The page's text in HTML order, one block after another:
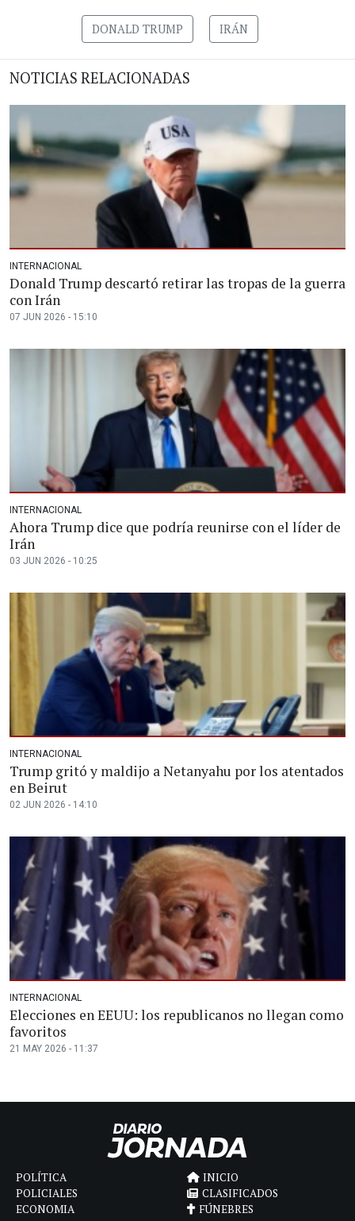
DONALD TRUMP IRÁN
NOTICIAS RELACIONADAS
INTERNACIONAL
Donald Trump descartó retirar las tropas de la guerra
con Irán
07 JUN 2026 - 15:10
INTERNACIONAL
Ahora Trump dice que podría reunirse con el líder de
Irán
03 JUN 2026 - 10:25
INTERNACIONAL
Trump gritó y maldijo a Netanyahu por los atentados
en Beirut
02 JUN 2026 - 14:10
INTERNACIONAL
Elecciones en EEUU: los republicanos no llegan como
favoritos
21 MAY 2026 - 11:37
POLÍTICA
POLICIALES
ECONOMIA
INICIO
CLASIFICADOS
FÚNEBRES